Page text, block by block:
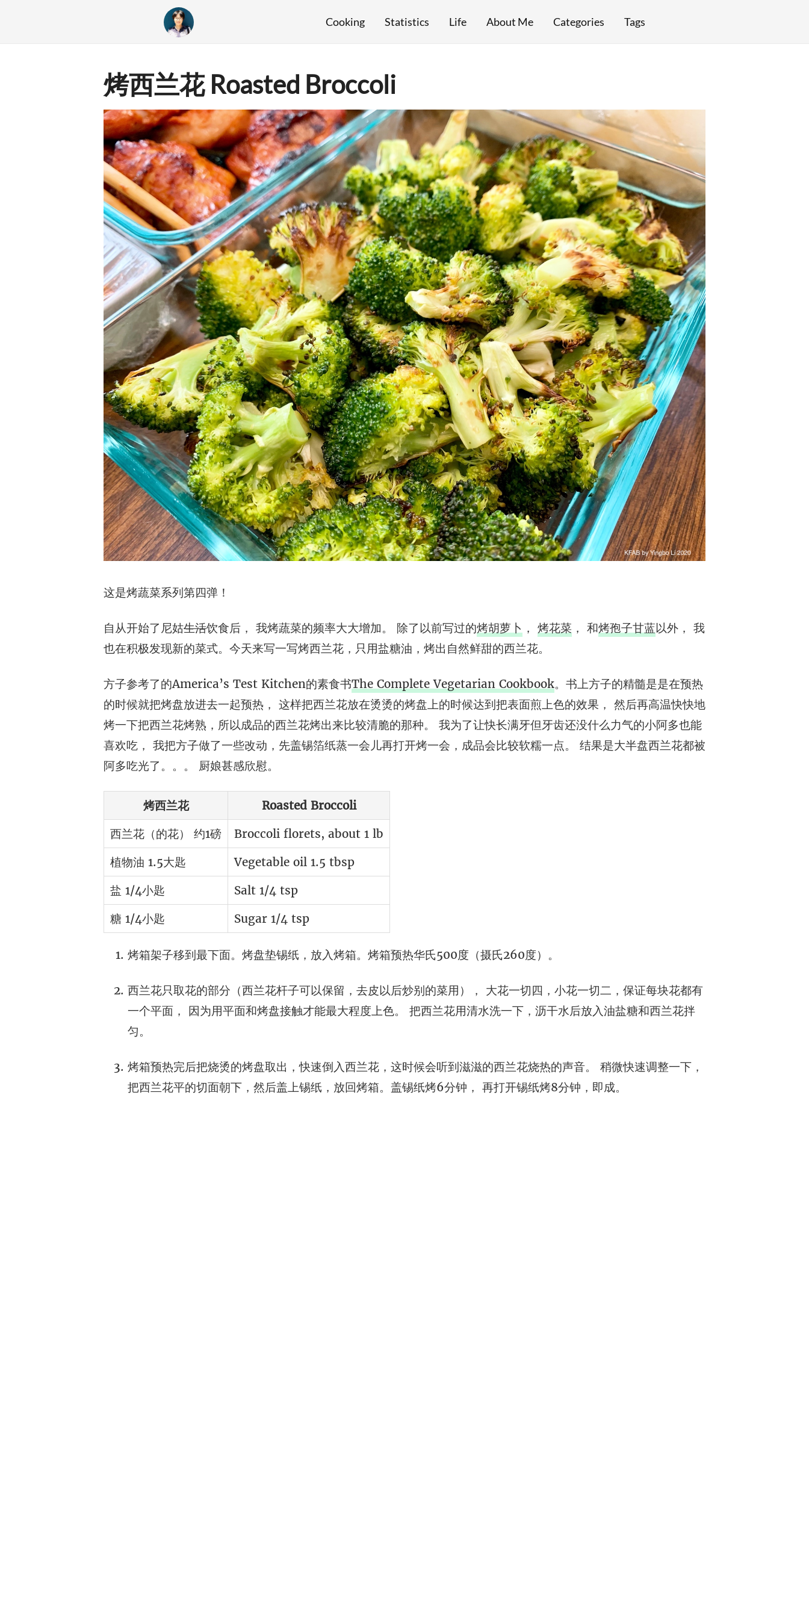
Cooking Statistics Life About Me Categories Tags
烤西兰花 Roasted Broccoli
这是烤蔬菜系列第四弹！
自从开始了尼姑生活饮食后， 我烤蔬菜的频率大大增加。 除了以前写过的烤胡萝卜 ， 烤花菜 ， 和烤孢子甘蓝以外， 我
也在积极发现新的菜式。今天来写一写烤西兰花，只用盐糖油，烤出自然鲜甜的西兰花。
方子参考了的America’s Test Kitchen的素食书The Complete Vegetarian Cookbook。书上方子的精髓是是在预热
的时候就把烤盘放进去一起预热， 这样把西兰花放在烫烫的烤盘上的时候达到把表面煎上色的效果， 然后再高温快快地
烤一下把西兰花烤熟，所以成品的西兰花烤出来比较清脆的那种。 我为了让快长满牙但牙齿还没什么力气的小阿多也能
喜欢吃， 我把方子做了一些改动，先盖锡箔纸蒸一会儿再打开烤一会，成品会比较软糯一点。 结果是大半盘西兰花都被
阿多吃光了。。。 厨娘甚感欣慰。
烤西兰花
Roasted Broccoli
西兰花（的花） 约1磅
Broccoli florets, about 1 lb
植物油 1.5大匙
Vegetable oil 1.5 tbsp
盐 1/4小匙
Salt 1/4 tsp
糖 1/4小匙
Sugar 1/4 tsp
烤箱架子移到最下面。烤盘垫锡纸，放入烤箱。烤箱预热华氏500度（摄氏260度）。
西兰花只取花的部分（西兰花杆子可以保留，去皮以后炒别的菜用）， 大花一切四，小花一切二，保证每块花都有
一个平面， 因为用平面和烤盘接触才能最大程度上色。 把西兰花用清水洗一下，沥干水后放入油盐糖和西兰花拌
匀。
烤箱预热完后把烧烫的烤盘取出，快速倒入西兰花，这时候会听到滋滋的西兰花烧热的声音。 稍微快速调整一下，
把西兰花平的切面朝下，然后盖上锡纸，放回烤箱。盖锡纸烤6分钟， 再打开锡纸烤8分钟，即成。